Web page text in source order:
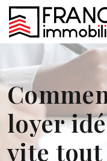
loyer
vite tout